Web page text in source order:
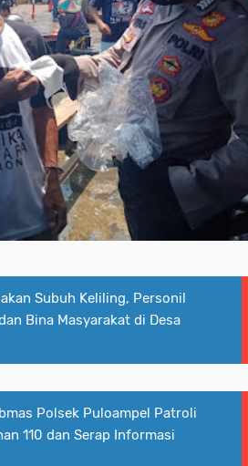
Subuh Keliling, Personil
Bina Masyarakat di Desa
Polsek Puloampel Patroli
110 dan Serap Informasi